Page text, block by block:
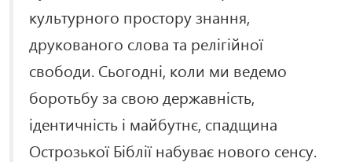
культурного простору знання,
друкованого слова та релігійної
свободи. Сьогодні, коли ми ведемо
боротьбу за свою державність,
ідентичність і майбутнє, спадщина
Острозької Біблії набуває нового сенсу.